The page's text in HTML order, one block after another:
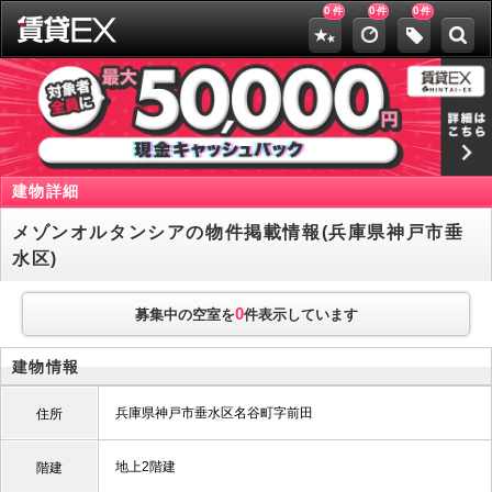
0 件 0件 0件
建物詳細
メゾンオルタンシアの物件掲載情報(兵庫県神戸市垂
水区)
募集中の空室を0件表示しています
建物情報
住所 兵庫県神戸市垂水区名谷町字前田
階建 地上2階建